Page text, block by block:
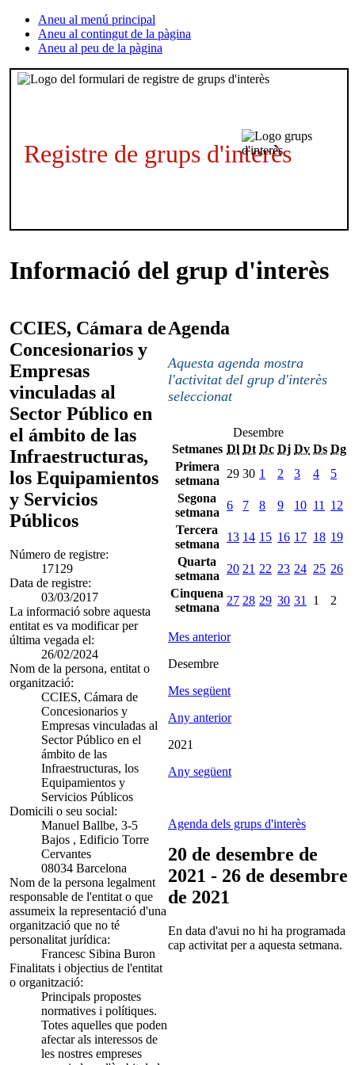
Aneu al menú principal
Aneu al contingut de la pàgina
Aneu al peu de la pàgina
Registre de grups d'interès
Informació del grup d'interès
CCIES, Cámara de
Concesionarios y
Empresas
vinculadas al
Sector Público en
el ámbito de las
Infraestructuras,
los Equipamientos
y Servicios
Públicos
Número de registre:
17129
Data de registre:
03/03/2017
La informació sobre aquesta
entitat es va modificar per
última vegada el:
26/02/2024
Nom de la persona, entitat o
organització:
CCIES, Cámara de
Concesionarios y
Empresas vinculadas al
Sector Público en el
ámbito de las
Infraestructuras, los
Equipamientos y
Servicios Públicos
Domicili o seu social:
Manuel Ballbe, 3-5
Bajos , Edificio Torre
Cervantes
08034 Barcelona
Nom de la persona legalment
responsable de l'entitat o que
assumeix la representació d'una
organització que no té
personalitat jurídica:
Francesc Sibina Buron
Finalitats i objectius de l'entitat
o organització:
Principals propostes
normatives i polítiques.
Totes aquelles que poden
afectar als interessos de
les nostres empreses
Agenda
Aquesta agenda mostra
l'activitat del grup d'interès
seleccionat
Desembre
Setmanes Dl Dt Dc Dj Dv Ds Dg
Primera
setmana
29 30 1 2 3 4
5
Segona
setmana
6 7 8 9 10 11
12
Tercera
setmana
13 14 15 16 17 18 19
Quarta
setmana
20 21 22 23 24 25 26
Cinquena
setmana
27 28 29 30 31 1 2
Mes anterior
Desembre
Mes següent
Any anterior
2021
Any següent
Agenda dels grups d'interès
20 de desembre de
2021 - 26 de desembre
de 2021
En data d'avui no hi ha programada
cap activitat per a aquesta setmana.